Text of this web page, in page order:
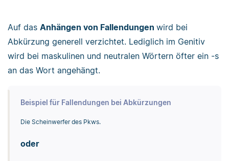
Auf das Anhängen von Fallendungen wird bei
Abkürzung generell verzichtet. Lediglich im Genitiv
wird bei maskulinen und neutralen Wörtern öfter ein -s
an das Wort angehängt.
Beispiel für Fallendungen bei Abkürzungen
Die Scheinwerfer des Pkws.
oder